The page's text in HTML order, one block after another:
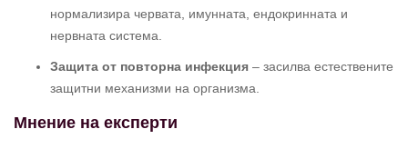
нормализира червата, имунната, ендокринната и
нервната система.
Защита от повторна инфекция – засилва естествените
защитни механизми на организма.
Мнение на експерти